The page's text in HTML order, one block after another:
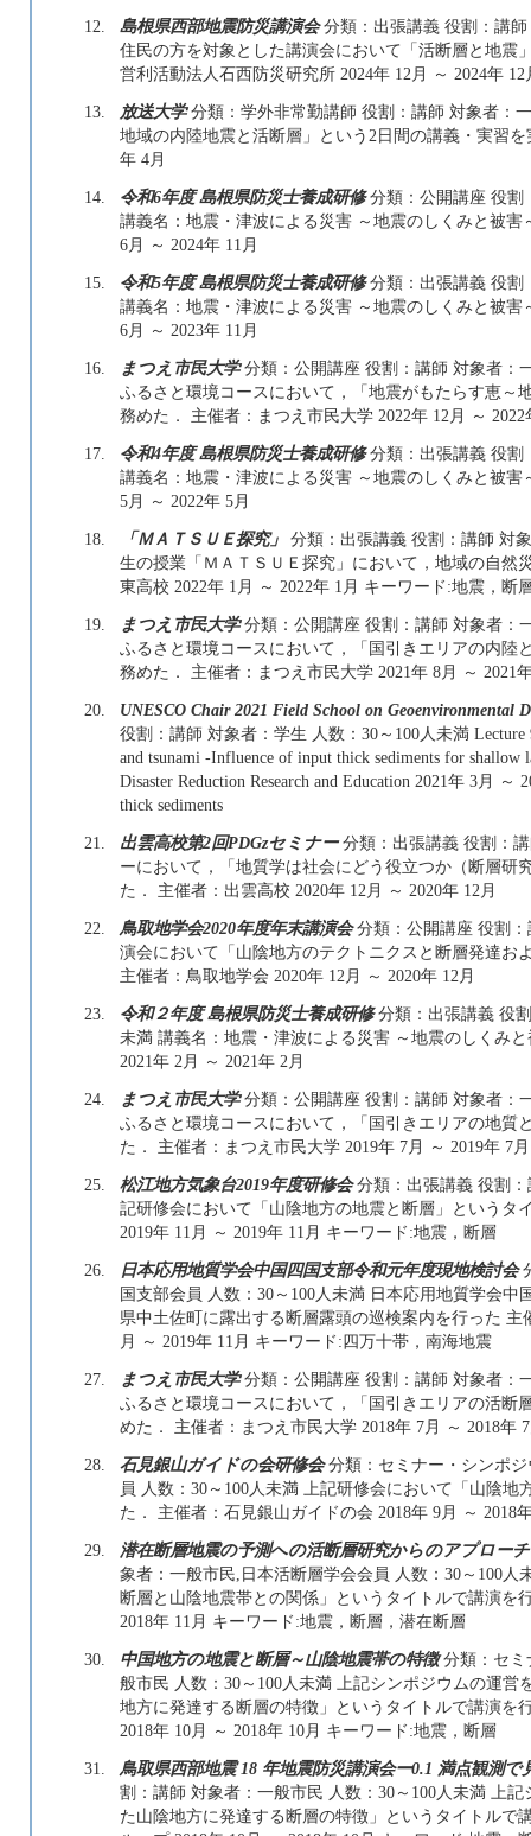
12.
島根県西部地震防災講演会分類：出張講義 役割：講
住民の方を対象とした講演会において「活断層と地震
営利活動法人石西防災研究所 2024年 12月 ～ 2024年 12
13.
放送大学分類：学外非常勤講師 役割：講師 対象者：
地域の内陸地震と活断層」という2日間の講義・実習
年 4月
14.
令和6年度 島根県防災士養成研修分類：公開講座 役割
講義名：地震・津波による災害 ～地震のしくみと被
6月 ～ 2024年 11月
15.
令和5年度 島根県防災士養成研修分類：出張講義 役割
講義名：地震・津波による災害 ～地震のしくみと被
6月 ～ 2023年 11月
16.
まつえ市民大学分類：公開講座 役割：講師 対象者：
ふるさと環境コースにおいて，「地震がもたらす恵～
務めた． 主催者：まつえ市民大学 2022年 12月 ～ 2022
17.
令和4年度 島根県防災士養成研修分類：出張講義 役割
講義名：地震・津波による災害 ～地震のしくみと被
5月 ～ 2022年 5月
18.
「ＭＡＴＳＵＥ探究」
分類：出張講義 役割：講師 対
生の授業「ＭＡＴＳＵＥ探究」において，地域の自然
東高校 2022年 1月 ～ 2022年 1月 キーワード:地震，断
19.
まつえ市民大学分類：公開講座 役割：講師 対象者：
ふるさと環境コースにおいて，「国引きエリアの内陸
務めた． 主催者：まつえ市民大学 2021年 8月 ～ 2021
20.
UNESCO Chair 2021 Field School on Geoenvironmental
役割：講師 対象者：学生 人数：30～100人未満 Lecture
and tsunami -Influence of input thick sediments for
Disaster Reduction Research and Education 2021年 3月
thick sediments
21.
出雲高校第2回PDGzセミナー分類：出張講義 役割：
ーにおいて，「地質学は社会にどう役立つか（断層研
た． 主催者：出雲高校 2020年 12月 ～ 2020年 12月
22.
鳥取地学会2020年度年末講演会分類：公開講座 役割：
演会において「山陰地方のテクトニクスと断層発達お
主催者：鳥取地学会 2020年 12月 ～ 2020年 12月
23.
令和２年度 島根県防災士養成研修分類：出張講義 役
未満 講義名：地震・津波による災害 ～地震のしくみ
2021年 2月 ～ 2021年 2月
24.
まつえ市民大学分類：公開講座 役割：講師 対象者：
ふるさと環境コースにおいて，「国引きエリアの地質
た． 主催者：まつえ市民大学 2019年 7月 ～ 2019年 7月
25.
松江地方気象台2019年度研修会分類：出張講義 役割：
記研修会において「山陰地方の地震と断層」というタ
2019年 11月 ～ 2019年 11月 キーワード:地震，断層
26.
日本応用地質学会中国四国支部令和元年度現地検討会
国支部会員 人数：30～100人未満 日本応用地質学会
県中土佐町に露出する断層露頭の巡検案内を行った
月 ～ 2019年 11月 キーワード:四万十帯，南海地震
27.
まつえ市民大学分類：公開講座 役割：講師 対象者：
ふるさと環境コースにおいて，「国引きエリアの活断
めた． 主催者：まつえ市民大学 2018年 7月 ～ 2018年
28.
石見銀山ガイドの会研修会分類：セミナー・シンポ
員 人数：30～100人未満 上記研修会において「山陰
た． 主催者：石見銀山ガイドの会 2018年 9月 ～ 2018
29.
潜在断層地震の予測への活断層研究からのアプローチ
象者：一般市民,日本活断層学会会員 人数：30～100
断層と⼭陰地震帯との関係」というタイトルで講演を
2018年 11月 キーワード:地震，断層，潜在断層
30.
中国地方の地震と断層～山陰地震帯の特徴分類：セミ
般市民 人数：30～100人未満 上記シンポジウムの運
地方に発達する断層の特徴」というタイトルで講演を
2018年 10月 ～ 2018年 10月 キーワード:地震，断層
31.
鳥取県西部地震 18 年地震防災講演会ー0.1 満点観測で
割：講師 対象者：一般市民 人数：30～100人未満 上
た山陰地方に発達する断層の特徴」というタイトルで